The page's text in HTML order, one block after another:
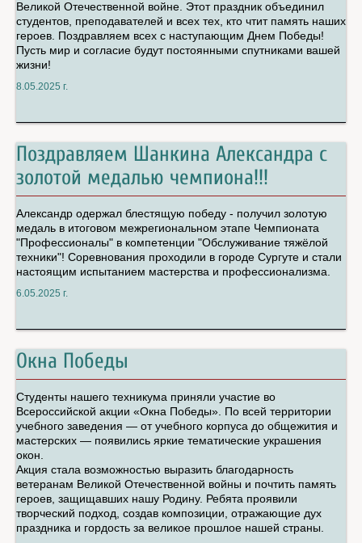
Великой Отечественной войне. Этот праздник объединил
студентов, преподавателей и всех тех, кто чтит память наших
героев. Поздравляем всех с наступающим Днем Победы!
Пусть мир и согласие будут постоянными спутниками вашей
жизни!
8.05.2025 г.
Поздравляем Шанкина Александра с
золотой медалью чемпиона!!!
Александр одержал блестящую победу - получил золотую
медаль в итоговом межрегиональном этапе Чемпионата
"Профессионалы" в компетенции "Обслуживание тяжёлой
техники"! Соревнования проходили в городе Сургуте и стали
настоящим испытанием мастерства и профессионализма.
6.05.2025 г.
Окна Победы
Студенты нашего техникума приняли участие во
Всероссийской акции «Окна Победы». По всей территории
учебного заведения — от учебного корпуса до общежития и
мастерских — появились яркие тематические украшения
окон.
Акция стала возможностью выразить благодарность
ветеранам Великой Отечественной войны и почтить память
героев, защищавших нашу Родину. Ребята проявили
творческий подход, создав композиции, отражающие дух
праздника и гордость за великое прошлое нашей страны.